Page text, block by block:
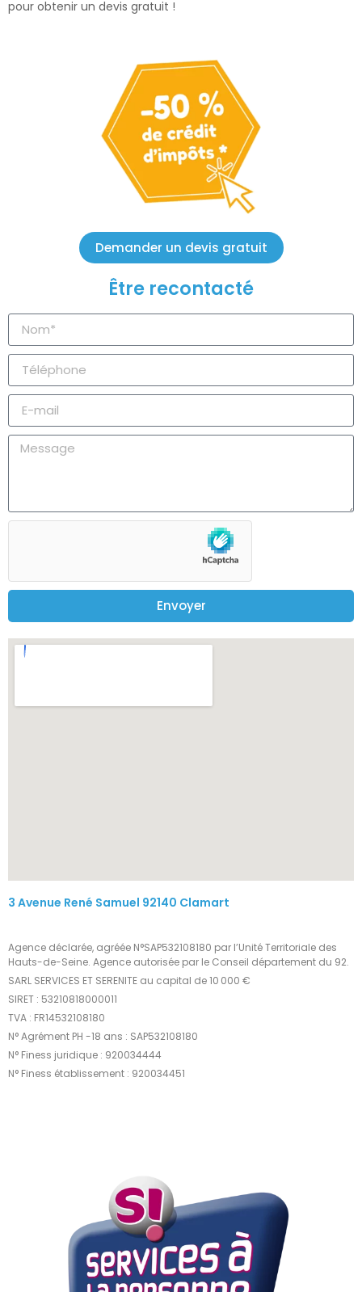
pour obtenir un devis gratuit !
Demander un devis gratuit
Être recontacté
Envoyer
3 Avenue René Samuel 92140 Clamart
Agence déclarée, agréée N°SAP532108180 par l’Unité Territoriale des
Hauts-de-Seine. Agence autorisée par le Conseil département du 92.
SARL SERVICES ET SERENITE au capital de 10 000 €
SIRET : 53210818000011
TVA : FR14532108180
N° Agrément PH -18 ans : SAP532108180
N° Finess juridique : 920034444
N° Finess établissement : 920034451